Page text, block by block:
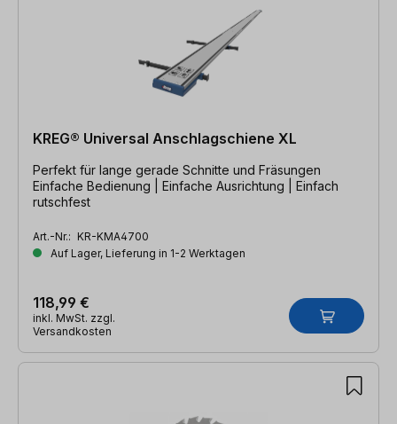
KREG® Universal Anschlagschiene XL
Perfekt für lange gerade Schnitte und Fräsungen
Einfache Bedienung | Einfache Ausrichtung | Einfach
rutschfest
Art.-Nr.: KR-KMA4700
Auf Lager, Lieferung in 1-2 Werktagen
118,99 €
inkl. MwSt. zzgl.
Versandkosten